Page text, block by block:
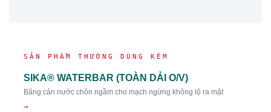
SẢN PHẨM THƯỜNG DÙNG KÈM
SIKA® WATERBAR (TOÀN DẢI O/V)
Băng cản nước chôn ngầm cho mạch ngừng không lộ ra mặt
→